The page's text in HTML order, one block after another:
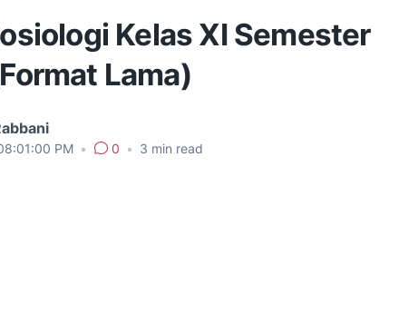
Kelas XI Semester
Lama)
PM • 0 • 3 min read